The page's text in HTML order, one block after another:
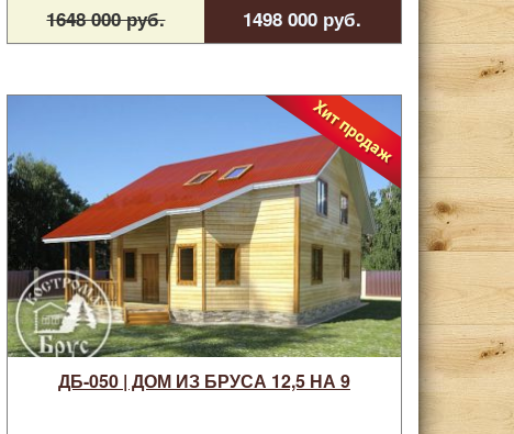
1648 000 руб. 1498 000 руб.
ДБ-050 | ДОМ ИЗ БРУСА 12,5 НА 9